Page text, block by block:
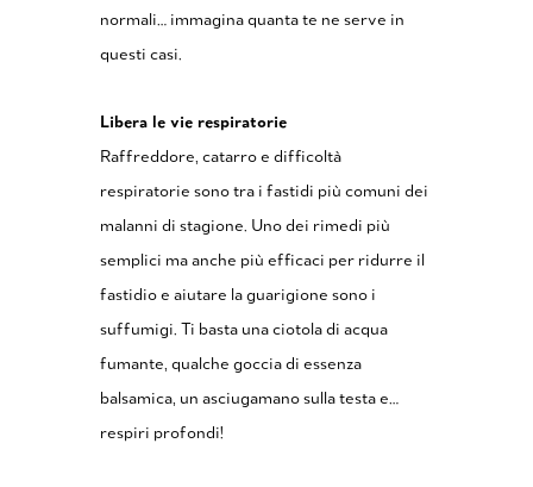
normali… immagina quanta te ne serve in
questi casi.
Libera le vie respiratorie
Raffreddore, catarro e difficoltà
respiratorie sono tra i fastidi più comuni dei
malanni di stagione. Uno dei rimedi più
semplici ma anche più efficaci per ridurre il
fastidio e aiutare la guarigione sono i
suffumigi. Ti basta una ciotola di acqua
fumante, qualche goccia di essenza
balsamica, un asciugamano sulla testa e…
respiri profondi!